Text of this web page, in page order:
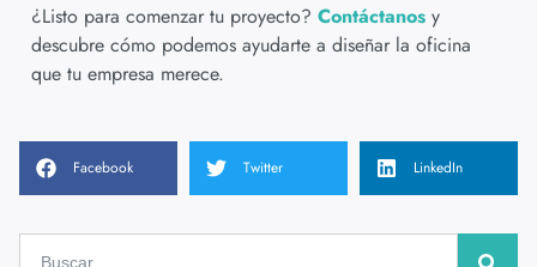
¿Listo para comenzar tu proyecto? Contáctanos y
descubre cómo podemos ayudarte a diseñar la oficina
que tu empresa merece.
Facebook Twitter LinkedIn